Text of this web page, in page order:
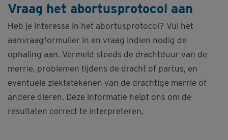
Vraag het abortusprotocol aan
Heb je interesse in het abortusprotocol? Vul het
aanvraagformulier in en vraag indien nodig de
ophaling aan. Vermeld steeds de drachtduur van de
merrie, problemen tijdens de dracht of partus, en
eventuele ziektetekenen van de drachtige merrie of
andere dieren. Deze informatie helpt ons om de
resultaten correct te interpreteren.